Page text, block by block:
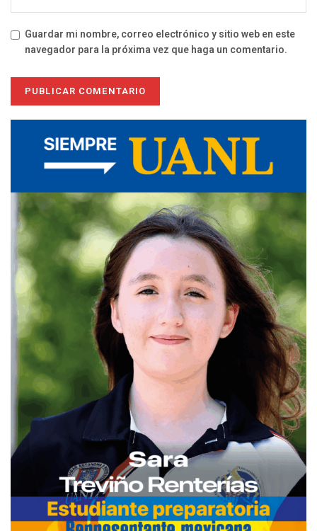
Guardar mi nombre, correo electrónico y sitio web en este
navegador para la próxima vez que haga un comentario.